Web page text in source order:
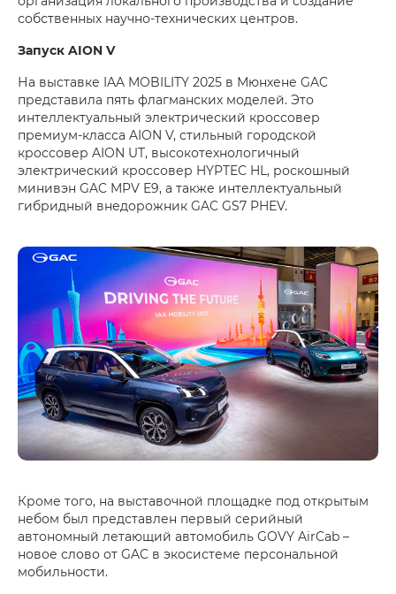
собственных научно-технических центров.
Запуск AION V
На выставке IAA MOBILITY 2025 в Мюнхене GAC
представила пять флагманских моделей. Это
интеллектуальный электрический кроссовер
премиум-класса AION V, стильный городской
кроссовер AION UT, высокотехнологичный
электрический кроссовер HYPTEC HL, роскошный
минивэн GAC MPV E9, а также интеллектуальный
гибридный внедорожник GAC GS7 PHEV.
Кроме того, на выставочной площадке под открытым
небом был представлен первый серийный
автономный летающий автомобиль GOVY AirCab –
новое слово от GAC в экосистеме персональной
мобильности.